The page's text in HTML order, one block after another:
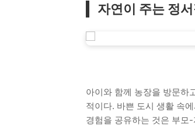
자연이 주는 정
아이와 함께 농장을 방문하
적이다. 바쁜 도시 생활 속
경험을 공유하는 것은 부모